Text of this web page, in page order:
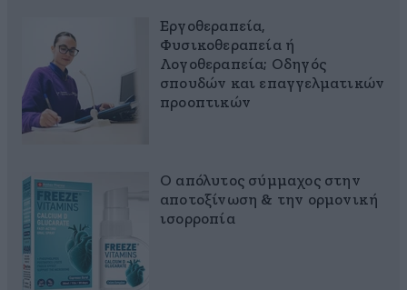
Εργοθεραπεία,
Φυσικοθεραπεία ή
Λογοθεραπεία; Οδηγός
σπουδών και επαγγελματικών
προοπτικών
Ο απόλυτος σύμμαχος στην
αποτοξίνωση & την ορμονική
ισορροπία